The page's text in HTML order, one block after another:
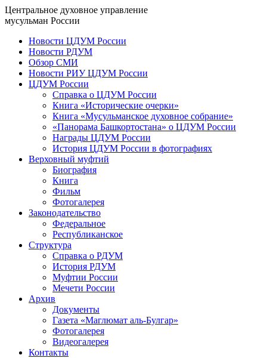
Центральное духовное управление
мусульман России
Новости ЦДУМ России
Новости РДУМ
Обзор СМИ
Новости РИУ ЦДУМ России
ЦДУМ России
Справка о ЦДУМ России
Книга «Исторические очерки»
Книга «Мусульманское духовное собрание»
«Панорама Башкортостана» о ЦДУМ России
Награды ЦДУМ России
История ЦДУМ России в фотографиях
Верховный муфтий
Биография
Книга
Фильм
Фотогалерея
Законодательство
Федеральное
Республиканское
Структура
Справка о РДУМ
История РДУМ
Муфтии России
Мечети России
Архив
Документы
Газета «Маглюмат аль-Булгар»
Фотогалерея
Видеогалерея
Контакты